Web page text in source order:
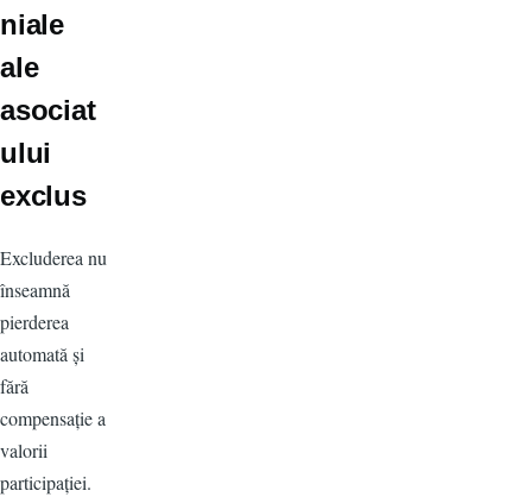
niale
ale
asociat
ului
exclus
Excluderea nu
înseamnă
pierderea
automată și
fără
compensație a
valorii
participației.